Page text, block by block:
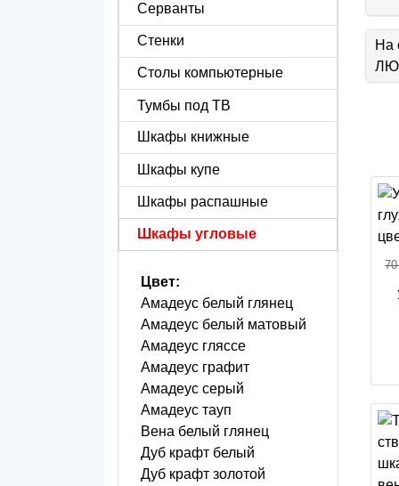
Серванты
Стенки
Столы компьютерные
Тумбы под ТВ
Шкафы книжные
Шкафы купе
Шкафы распашные
Шкафы угловые
Цвет:
Амадеус белый глянец
Амадеус белый матовый
Амадеус гляссе
Амадеус графит
Амадеус серый
Амадеус тауп
Вена белый глянец
Дуб крафт белый
Дуб крафт золотой
На